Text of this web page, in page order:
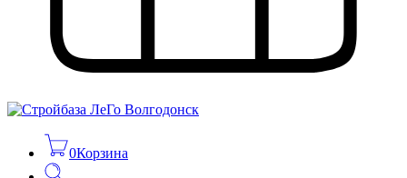
0Корзина